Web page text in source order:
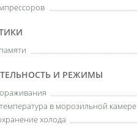
И РЕЖИМЫ
в морозильной камере
холода